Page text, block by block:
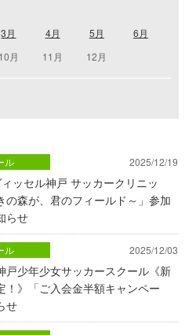
3月 4月 5月
6月
10月 11月 12月
2025/12/19
ィッセル神戸 サッカークリニッ
森が、君のフィールド～」参加
らせ
ル
2025/12/03
戸少年少女サッカースクール《新
！》「ご入会金半額キャンペー
せ
ル